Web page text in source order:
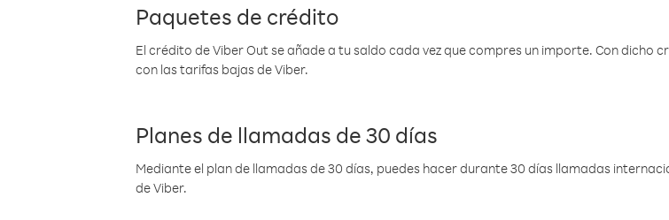
Paquetes de crédito
El crédito de Viber Out se añade a tu saldo cada vez que compres un importe. Con dicho
con las tarifas bajas de Viber.
Planes de llamadas de 30 días
Mediante el plan de llamadas de 30 días, puedes hacer durante 30 días llamadas
de Viber.